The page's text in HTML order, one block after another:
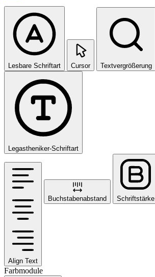
Lesbare Schriftart Cursor Textvergrößerung
Legastheniker-Schriftart
Align Text
Buchstabenabstand Schriftstärke
Farbmodule